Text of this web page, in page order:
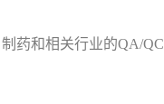
药和相关行业的QA/